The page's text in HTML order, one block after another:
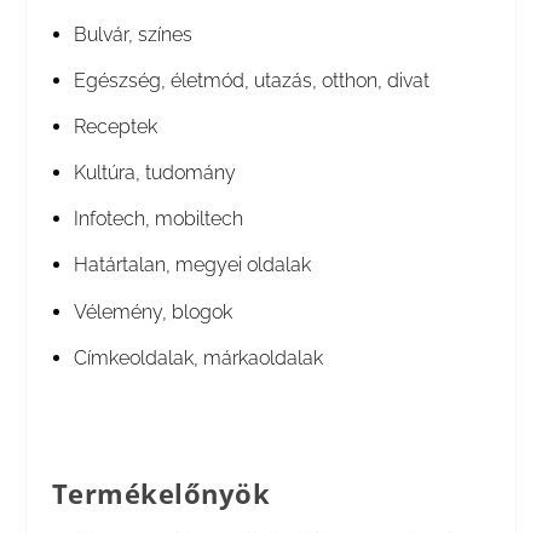
Bulvár, színes
Egészség, életmód, utazás, otthon, divat
Receptek
Kultúra, tudomány
Infotech, mobiltech
Határtalan, megyei oldalak
Vélemény, blogok
Címkeoldalak, márkaoldalak
Termékelőnyök